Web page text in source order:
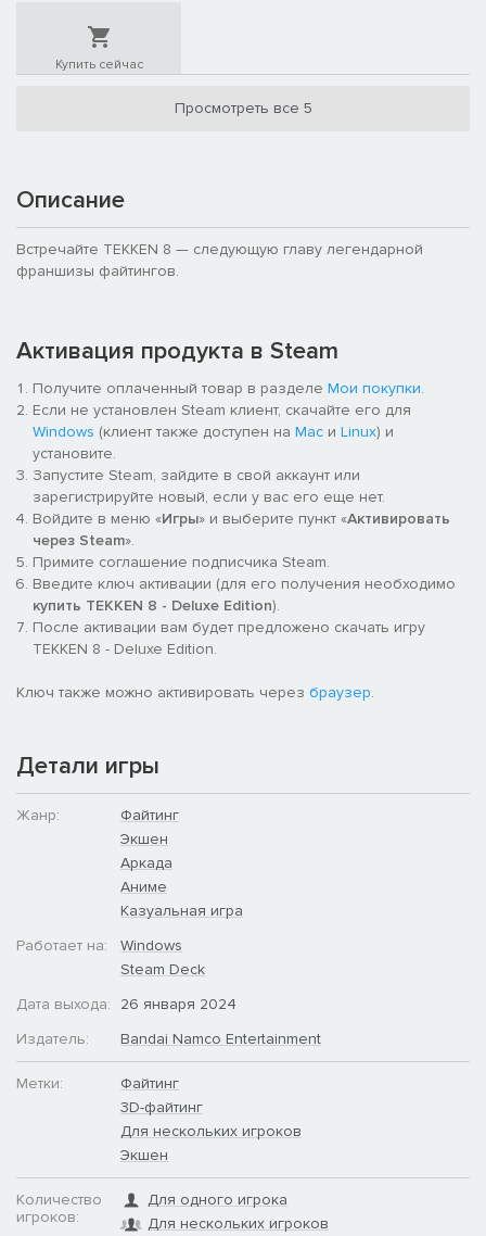
Купить сейчас
Просмотреть все 5
Описание
Встречайте TEKKEN 8 — следующую главу легендарной
франшизы файтингов.
Активация продукта в Steam
Получите оплаченный товар в разделе Мои покупки.
Если не установлен Steam клиент, скачайте его для
Windows (клиент также доступен на Mac и Linux) и
установите.
Запустите Steam, зайдите в свой аккаунт или
зарегистрируйте новый, если у вас его еще нет.
Войдите в меню «Игры» и выберите пункт «Активировать
через Steam».
Примите соглашение подписчика Steam.
Введите ключ активации (для его получения необходимо
купить TEKKEN 8 - Deluxe Edition).
После активации вам будет предложено скачать игру
TEKKEN 8 - Deluxe Edition.
Ключ также можно активировать через браузер.
Детали игры
Жанр:
Файтинг
Экшен
Аркада
Аниме
Казуальная игра
Работает на:
Windows
Steam Deck
Дата выхода:
26 января 2024
Издатель:
Bandai Namco Entertainment
Метки:
Файтинг
3D-файтинг
Для нескольких игроков
Экшен
Количество
игроков:
Для одного игрока
Для нескольких игроков